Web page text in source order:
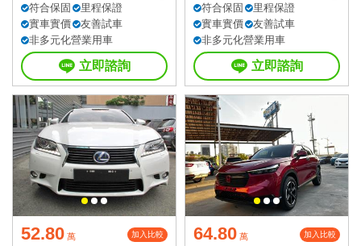
符合保固
里程保證
實車實價
友善試車
非多元化營業用車
立即諮詢
符合保固
里程保證
實車實價
友善試車
非多元化營業用車
立即諮詢
52.80 萬 加入比較 64.80 萬 加入比較